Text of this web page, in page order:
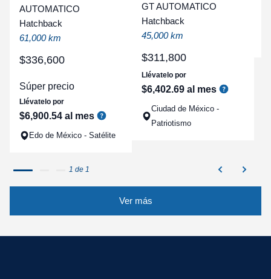
AUTOMATICO
Hatchback
61,000 km
$336,600
Súper precio
Llévatelo por
$6,900.54 al mes
Edo de México - Satélite
GT AUTOMATICO
Hatchback
45,000 km
$311,800
Llévatelo por
$6,402.69 al mes
Ciudad de México -
Patriotismo
1 de 1
Ver más